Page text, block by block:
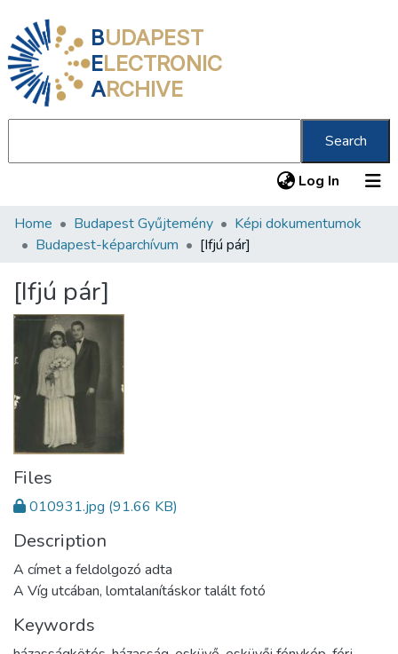
BUDAPEST
ELECTRONIC
ARCHIVE
Search
Log In (current)
Communities & Collections
Statistics
About us
Home Budapest Gyűjtemény
Képi dokumentumok
Budapest-képarchívum
[Ifjú pár]
[Ifjú pár]
Files
010931.jpg (91.66 KB)
Description
A címet a feldolgozó adta
A Víg utcában, lomtalanításkor talált fotó
Keywords